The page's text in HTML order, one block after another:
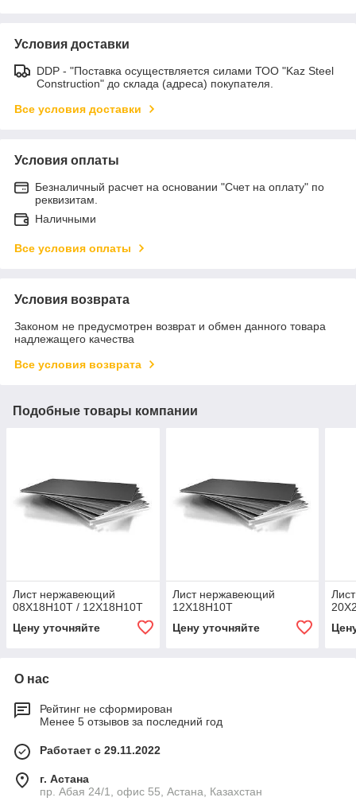
Условия доставки
DDP - "Поставка осуществляется силами ТОО "Kaz Steel
Construction" до склада (адреса) покупателя.
Все условия доставки
Условия оплаты
Безналичный расчет на основании "Счет на оплату" по
реквизитам.
Наличными
Все условия оплаты
Условия возврата
Законом не предусмотрен возврат и обмен данного товара
надлежащего качества
Все условия возврата
Подобные товары компании
Лист нержавеющий
08Х18Н10Т / 12Х18Н10Т
Цену уточняйте
Лист нержавеющий
12Х18Н10Т
Цену уточняйте
О нас
Рейтинг не сформирован
Менее 5 отзывов за последний год
Работает с 29.11.2022
г. Астана
пр. Абая 24/1, офис 55, Астана, Казахстан